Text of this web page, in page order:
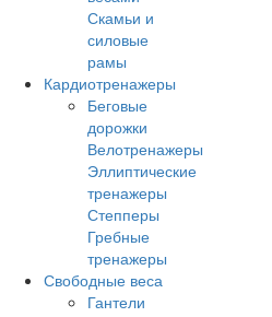
Скамьи и
силовые
рамы
Кардиотренажеры
Беговые
дорожки
Велотренажеры
Эллиптические
тренажеры
Степперы
Гребные
тренажеры
Свободные веса
Гантели